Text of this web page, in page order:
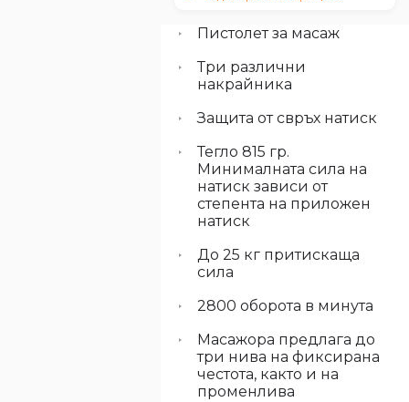
Пистолет за масаж
Три различни
накрайника
Защита от свръх натиск
Тегло 815 гр.
Минималната сила на
натиск зависи от
степента на приложен
натиск
До 25 кг притискаща
сила
2800 оборота в минута
Масажора предлага до
три нива на фиксирана
честота, както и на
променлива